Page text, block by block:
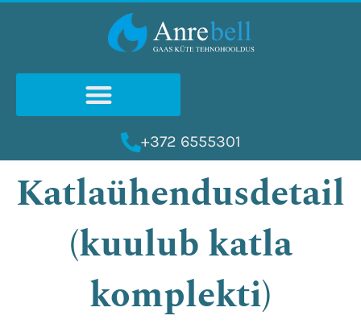
+372 6555301
Katlaühendusdetail
(kuulub katla
komplekti)